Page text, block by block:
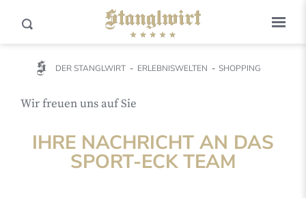
DER STANGLWIRT ERLEBNISWELTEN SHOPPING
Wir freuen uns auf Sie
IHRE NACHRICHT AN DAS
SPORT-ECK TEAM